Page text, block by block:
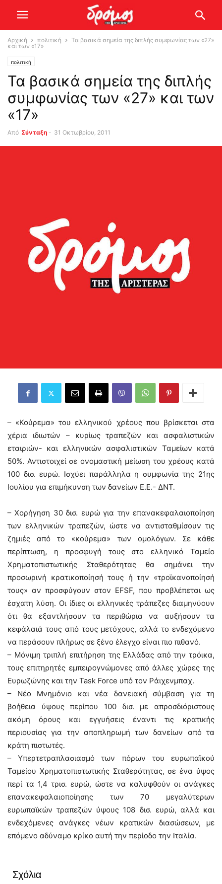
Αρχική πολιτική
Τα βασικά σημεία της διπλής συμφωνίας των «27»
και των «17»
πολιτική
Τα βασικά σημεία της διπλής
συμφωνίας των «27» και των
«17»
Από Σύνταξη - 31 Οκτωβρίου, 2011
– «Κούρεμα» του ελληνικού χρέους που βρίσκεται στα
χέρια ιδιωτών – κυρίως τραπεζών και ασφαλιστικών
εταιριών- και ελληνικών ασφαλιστικών Ταμείων κατά
50%. Αντιστοιχεί σε ονομαστική μείωση του χρέους κατά
100 δισ. ευρώ. Ισχύει παράλληλα η συμφωνία της 21ης
Ιουλίου για επιμήκυνση των δανείων Ε.Ε.- ΔΝΤ.
– Χορήγηση 30 δισ. ευρώ για την επανακεφαλαιοποίηση
των ελληνικών τραπεζών, ώστε να αντισταθμίσουν τις
ζημιές από το «κούρεμα» των ομολόγων. Σε κάθε
περίπτωση, η προσφυγή τους στο ελληνικό Ταμείο
Χρηματοπιστωτικής Σταθερότητας θα σημάνει την
προσωρινή κρατικοποίησή τους ή την «τροϊκανοποίησή
τους» αν προσφύγουν στον EFSF, που προβλέπεται ως
έσχατη λύση. Οι ίδιες οι ελληνικές τράπεζες διαμηνύουν
ότι θα εξαντλήσουν τα περιθώρια να αυξήσουν τα
κεφάλαιά τους από τους μετόχους, αλλά το ενδεχόμενο
να περάσουν πλήρως σε ξένο έλεγχο είναι πιο πιθανό.
– Μόνιμη τριπλή επιτήρηση της Ελλάδας από την τρόικα,
τους επιτηρητές εμπειρογνώμονες από άλλες χώρες της
Ευρωζώνης και την Task Force υπό τον Ράιχενμπαχ.
– Νέο Μνημόνιο και νέα δανειακή σύμβαση για τη
βοήθεια ύψους περίπου 100 δισ. με απροσδιόριστους
ακόμη όρους και εγγυήσεις έναντι τις κρατικής
περιουσίας για την αποπληρωμή των δανείων από τα
κράτη πιστωτές.
– Υπερτετραπλασιασμό των πόρων του ευρωπαϊκού
Ταμείου Χρηματοπιστωτικής Σταθερότητας, σε ένα ύψος
περί τα 1,4 τρισ. ευρώ, ώστε να καλυφθούν οι ανάγκες
επανακεφαλαιοποίησης των 70 μεγαλύτερων
ευρωπαϊκών τραπεζών ύψους 108 δισ. ευρώ, αλλά και
ενδεχόμενες ανάγκες νέων κρατικών διασώσεων, με
επόμενο αδύναμο κρίκο αυτή την περίοδο την Ιταλία.
Σχόλια